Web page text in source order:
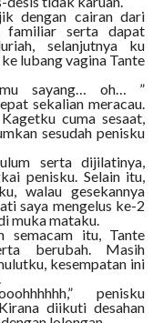
dengan cairan dari
familiar serta dapat
selanjutnya ku
lubang vagina Tante
sayang… oh… ”
sekalian meracau.
cuma sesaat,
sesudah penisku
serta dijilatinya,
penisku. Selain itu,
walau gesekannya
saya mengelus ke-2
muka mataku.
semacam itu, Tante
berubah. Masih
kesempatan ini
penisku
diikuti desahan